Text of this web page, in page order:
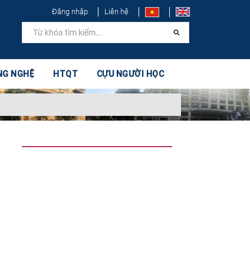
Đăng nhập Liên hệ
NGHỆ HTQT CỰU NGƯỜI HỌC